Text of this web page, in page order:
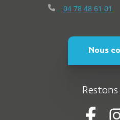
04 78 48 61 01
Nous